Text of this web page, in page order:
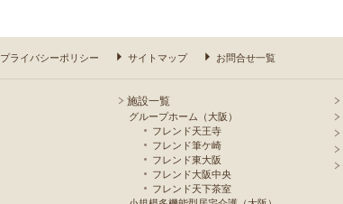
プライバシーポリシー サイトマップ お問合せ一覧
施設一覧
グループホーム（大阪）
フレンド天王寺
フレンド筆ケ崎
フレンド東大阪
フレンド大阪中央
フレンド天下茶室